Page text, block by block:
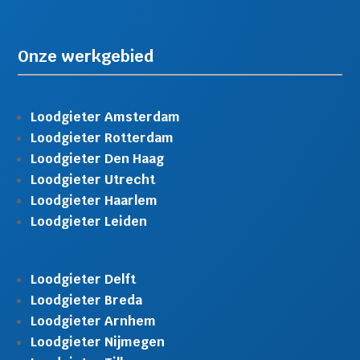
Onze werkgebied
Loodgieter Amsterdam
Loodgieter Rotterdam
Loodgieter Den Haag
Loodgieter Utrecht
Loodgieter Haarlem
Loodgieter Leiden
Loodgieter Delft
Loodgieter Breda
Loodgieter Arnhem
Loodgieter Nijmegen